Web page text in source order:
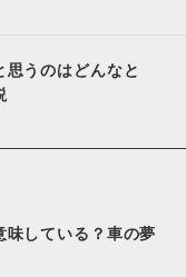
思うのはどんなと
味している？車の夢